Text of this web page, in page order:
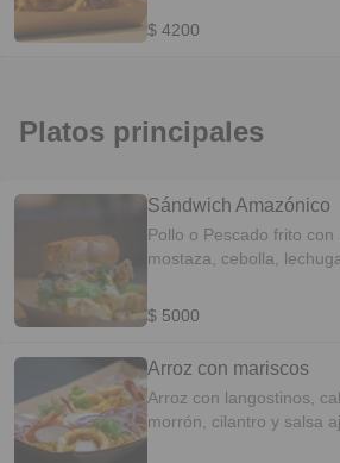
$ 4200
Platos principales
Sándwich Amazónico
Pollo o Pescado frito con
mostaza, cebolla,
$ 5000
Arroz con mariscos
Arroz con langostinos,
morrón, cilantro y salsa